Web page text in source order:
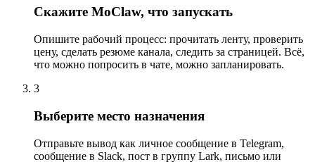
Скажите MoClaw, что запускать
Опишите рабочий процесс: прочитать ленту, проверить
цену, сделать резюме канала, следить за страницей. Всё,
что можно попросить в чате, можно запланировать.
3
Выберите место назначения
Отправьте вывод как личное сообщение в Telegram,
сообщение в Slack, пост в группу Lark, письмо или